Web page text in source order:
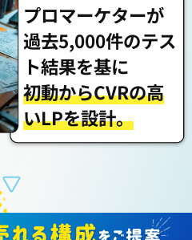
プロマーケターが
過去5,000件のテス
ト結果を基に
初動からCVRの高
いLPを設計。